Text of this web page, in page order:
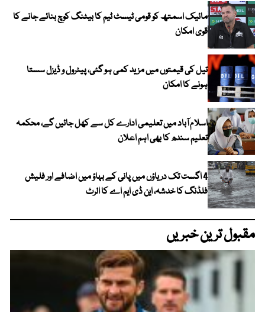
مائیک اسمتھ کو قومی ٹیسٹ ٹیم کا بیٹنگ کوچ بنائے جانے کا
قوی امکان
تیل کی قیمتوں میں مزید کمی ہو گئی، پیٹرول و ڈیزل سستا
ہونے کا امکان
اسلام آباد میں تعلیمی ادارے کل سے کھل جائیں گے، محکمہ
تعلیم سندھ کا بھی اہم اعلان
4 اگست تک دریاؤں میں پانی کے بہاؤ میں اضافے اور فلیش
فلڈنگ کا خدشہ، این ڈی ایم اے کا الرٹ
مقبول ترین خبریں